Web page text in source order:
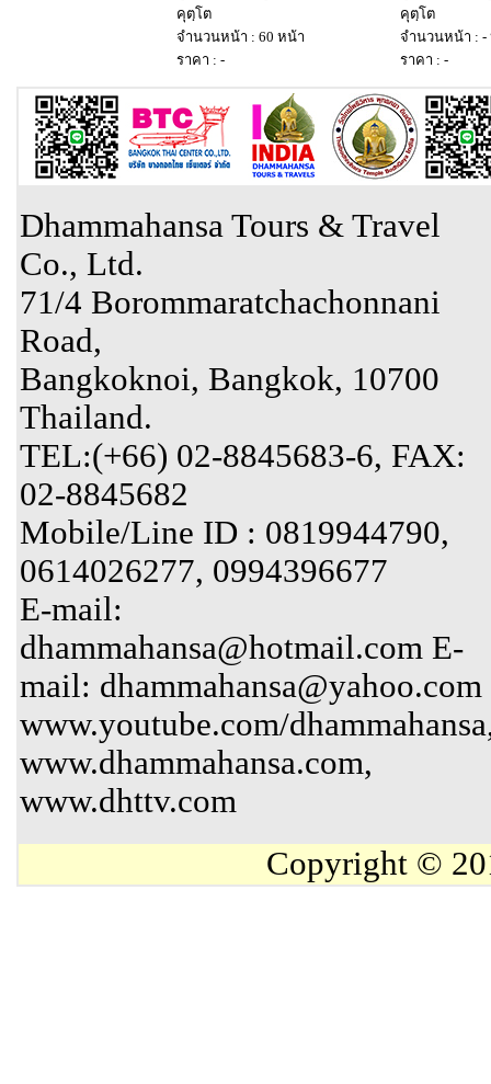
คุตฺโต
จำนวนหน้า : 60 หน้า
ราคา : -
คุตฺโต
จำนวนหน้า : -
ราคา : -
Dhammahansa Tours & Travel
Co., Ltd.
71/4 Borommaratchachonnani
Road,
Bangkoknoi, Bangkok, 10700
Thailand.
TEL:(+66) 02-8845683-6, FAX:
02-8845682
Mobile/Line ID : 0819944790,
0614026277, 0994396677
E-mail:
dhammahansa@hotmail.com E-
mail: dhammahansa@yahoo.com
www.youtube.com/
www.dhammahansa.com,
www.dhttv.com
Copyright ©